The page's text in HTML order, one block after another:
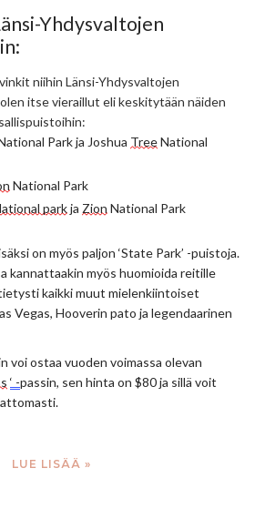
Yhdysvaltojen
niihin Länsi-Yhdysvaltojen
itse vieraillut eli keskitytään näiden
Park ja Joshua Tree National
National Park
park ja Zion National Park
kannattaakin myös huomioida reitille
kaikki muut mielenkiintoiset
Vegas, Hooverin pato ja legendaarinen
voi ostaa vuoden voimassa olevan
‘ -passin, sen hinta on $80 ja sillä voit
LUE LISÄÄ »